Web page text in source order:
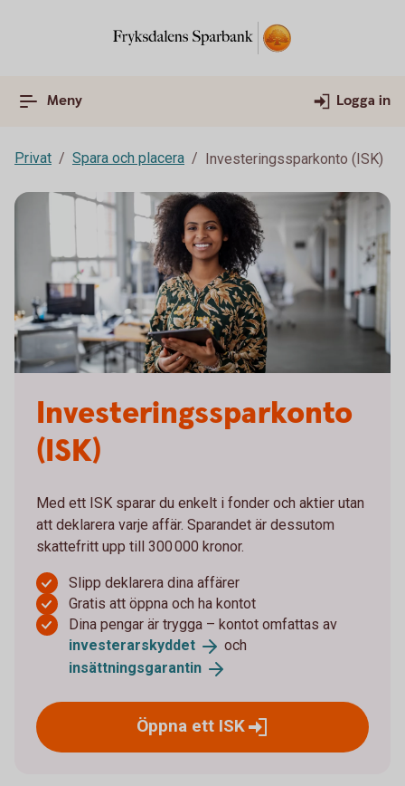
Meny Logga in
Privat Spara och placera Investeringssparkonto (ISK)
Investeringssparkonto
(ISK)
Med ett ISK sparar du enkelt i fonder och aktier utan
att deklarera varje affär. Sparandet är dessutom
skattefritt upp till 300 000 kronor.
Slipp deklarera dina affärer
Gratis att öppna och ha kontot
Dina pengar är trygga – kontot omfattas av
investerarskyddet
och
insättningsgarantin
Öppna ett ISK